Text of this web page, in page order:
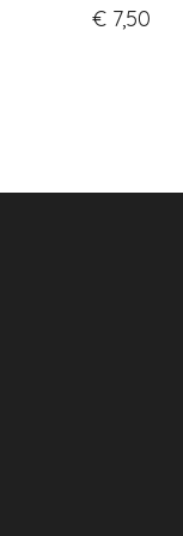
€ 7,50